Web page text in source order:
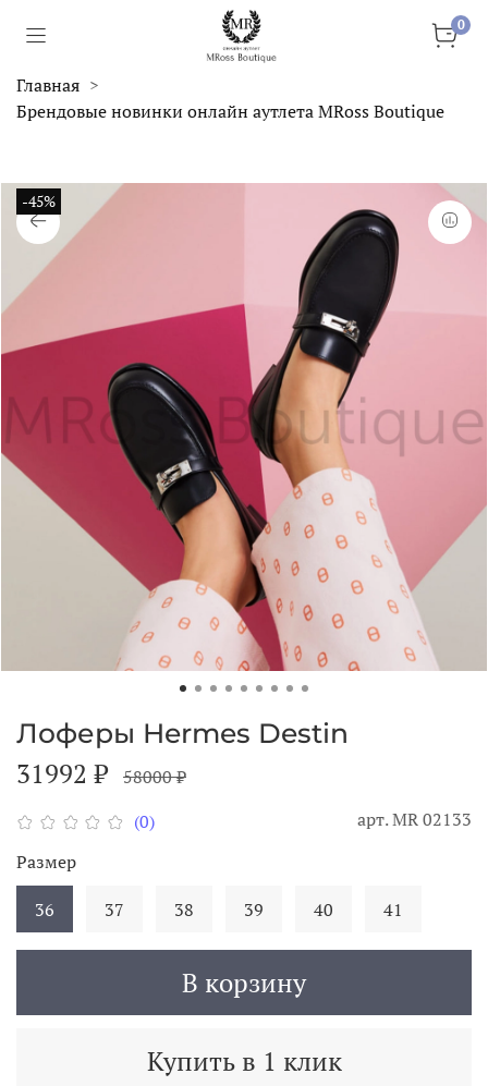
0
Главная
Брендовые новинки онлайн аутлета MRoss Boutique
-45%
(0) арт.MR 02133
Лоферы Hermes Destin
31992 ₽ 58000 ₽
В корзину
Купить в 1 клик
Размер
36
37 38 39 40 41